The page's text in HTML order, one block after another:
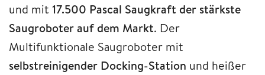
und mit 17.500 Pascal Saugkraft der stärkste
Saugroboter auf dem Markt. Der
Multifunktionale Saugroboter mit
selbstreinigender Docking-Station und heißer